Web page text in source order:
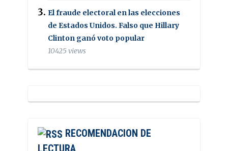
El fraude electoral en las elecciones
de Estados Unidos. Falso que Hillary
Clinton ganó voto popular
10425 views
RECOMENDACION DE
LECTURA